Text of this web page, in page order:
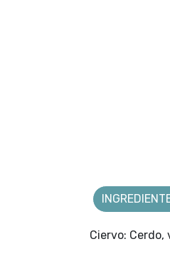
Ciervo: Cerdo,